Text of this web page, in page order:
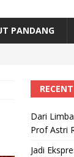
PANDANG
Dari
Prof Astri
Jadi